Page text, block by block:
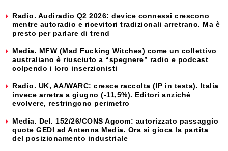
Radio. Audiradio Q2 2026: device connessi crescono
mentre autoradio e ricevitori tradizionali arretrano. Ma è
presto per parlare di trend
Media. MFW (Mad Fucking Witches) come un collettivo
australiano è riusciuto a “spegnere” radio e podcast
colpendo i loro inserzionisti
Radio. UK, AA/WARC: cresce raccolta (IP in testa). Italia
invece arretra a giugno (-11,5%). Editori anziché
evolvere, restringono perimetro
Media. Del. 152/26/CONS Agcom: autorizzato passaggio
quote GEDI ad Antenna Media. Ora si gioca la partita
del posizionamento industriale